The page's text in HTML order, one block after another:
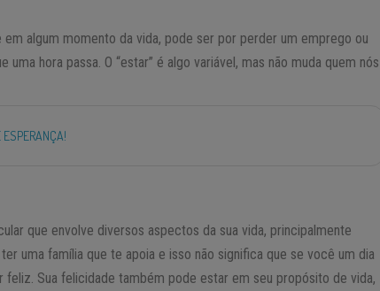
algum momento da vida, pode ser por perder um emprego ou
hora passa. O “estar” é algo variável, mas não muda quem nós
que envolve diversos aspectos da sua vida, principalmente
uma família que te apoia e isso não significa que se você um dia
Sua felicidade também pode estar em seu propósito de vida,